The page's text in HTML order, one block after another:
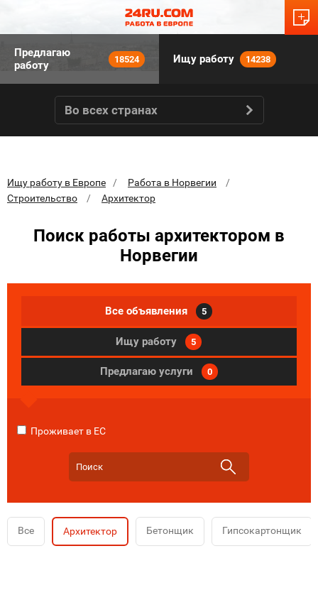
Предлагаю
работу
18524 Ищу работу 14238
Во всех странах
Ищу работу в Европе
Работа в Норвегии
Строительство
Архитектор
Поиск работы архитектором в
Норвегии
Все объявления 5
Ищу работу 5
Предлагаю услуги 0
Проживает в ЕС
Все Архитектор Бетонщик Гипсокартонщик